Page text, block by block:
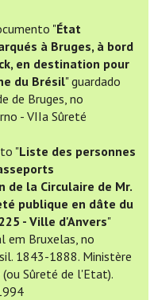
"État
à Bruges, à bord
en destination pour
du Brésil" guardado
de Bruges, no
- VIIa Sûreté
"Liste des personnes
la Circulaire de Mr.
publique en dâte du
- Ville d'Anvers"
em Bruxelas, no
1843-1888. Ministère
(ou Sûreté de l'Etat).